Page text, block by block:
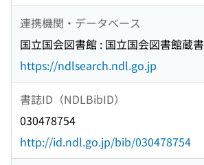
連携機関・データベース
国立国会図書館 : 国立国会図書館蔵書
https://ndlsearch.ndl.go.jp
書誌ID（NDLBibID）
030478754
http://id.ndl.go.jp/bib/030478754